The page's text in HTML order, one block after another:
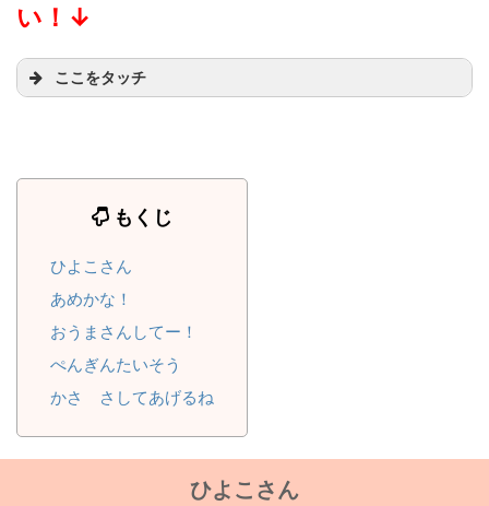
い！ ↓
ここをタッチ
もくじ
ひよこさん
あめかな！
おうまさんしてー！
ぺんぎんたいそう
かさ さしてあげるね
ひよこさん